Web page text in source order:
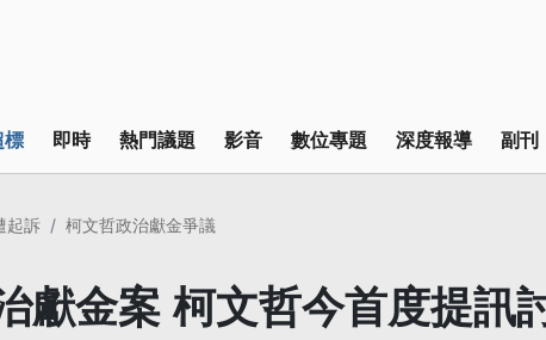
標 即時 熱門議題 影音 數位專題 深度報導 副刊
起訴 柯文哲政治獻金爭議
獻金案 柯文哲今首度提訊